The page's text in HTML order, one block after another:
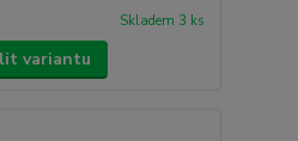
Skladem 3 ks
variantu